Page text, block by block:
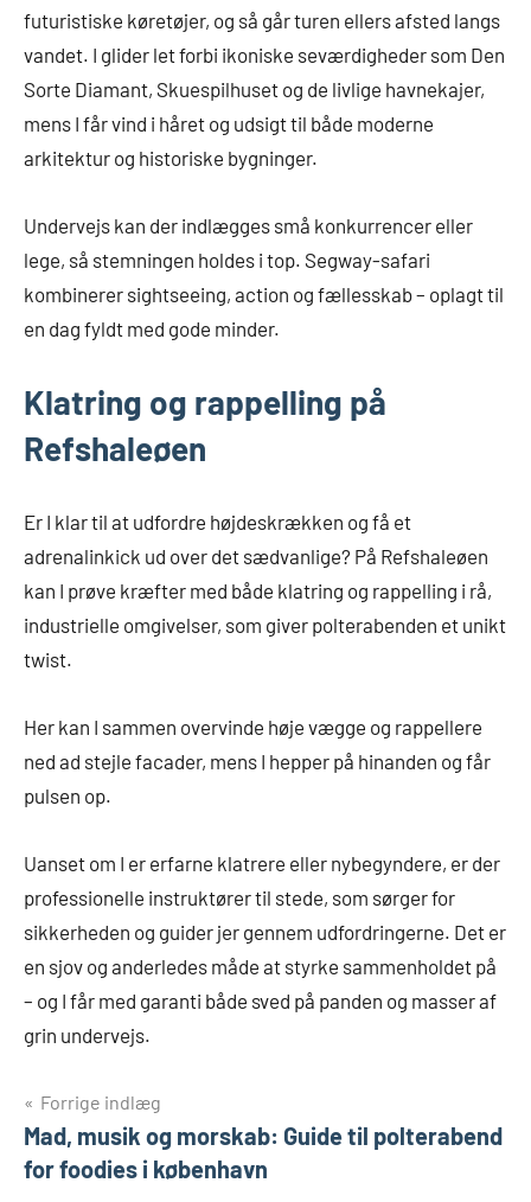
futuristiske køretøjer, og så går turen ellers afsted langs
vandet. I glider let forbi ikoniske seværdigheder som Den
Sorte Diamant, Skuespilhuset og de livlige havnekajer,
mens I får vind i håret og udsigt til både moderne
arkitektur og historiske bygninger.
Undervejs kan der indlægges små konkurrencer eller
lege, så stemningen holdes i top. Segway-safari
kombinerer sightseeing, action og fællesskab – oplagt til
en dag fyldt med gode minder.
Klatring og rappelling på
Refshaleøen
Er I klar til at udfordre højdeskrækken og få et
adrenalinkick ud over det sædvanlige? På Refshaleøen
kan I prøve kræfter med både klatring og rappelling i rå,
industrielle omgivelser, som giver polterabenden et unikt
twist.
Her kan I sammen overvinde høje vægge og rappellere
ned ad stejle facader, mens I hepper på hinanden og får
pulsen op.
Uanset om I er erfarne klatrere eller nybegyndere, er der
professionelle instruktører til stede, som sørger for
sikkerheden og guider jer gennem udfordringerne. Det er
en sjov og anderledes måde at styrke sammenholdet på
– og I får med garanti både sved på panden og masser af
grin undervejs.
Indlægsnavigation
Forrige indlæg
Mad, musik og morskab: Guide til polterabend
for foodies i københavn